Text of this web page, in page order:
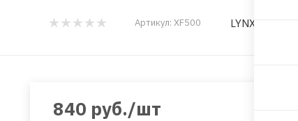
Артикул: XF500 LYNXauto
840 руб./шт